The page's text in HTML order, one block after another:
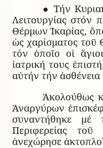
● Τήν
Λειτουργίας στόν
Θέρμων Ἰκαρίας,
ὡς χαρίσματος
τόν ὁποῖο οἱ
ἰατρική τους
αὐτήν τήν
Ἀκολούθως
Ἀναργύρων
συναντήθηκε μέ
Περιφερείας
ἀνεχώρησε